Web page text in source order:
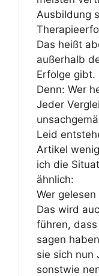
Ausbildung
Das heißt
außerhalb
Erfolge gibt.
Denn: Wer
Jeder
Leid
Artikel
ich die
ähnlich:
Wer
Das wird
führen,
sagen
sie sich nun
sonstwie